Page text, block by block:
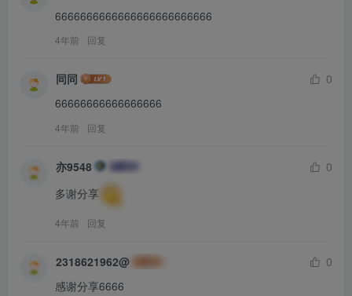
6666666666666666666666666
4年前 回复
同同
0
66666666666666666
4年前 回复
亦9548
0
多谢分享
4年前 回复
2318621962@
0
感谢分享6666